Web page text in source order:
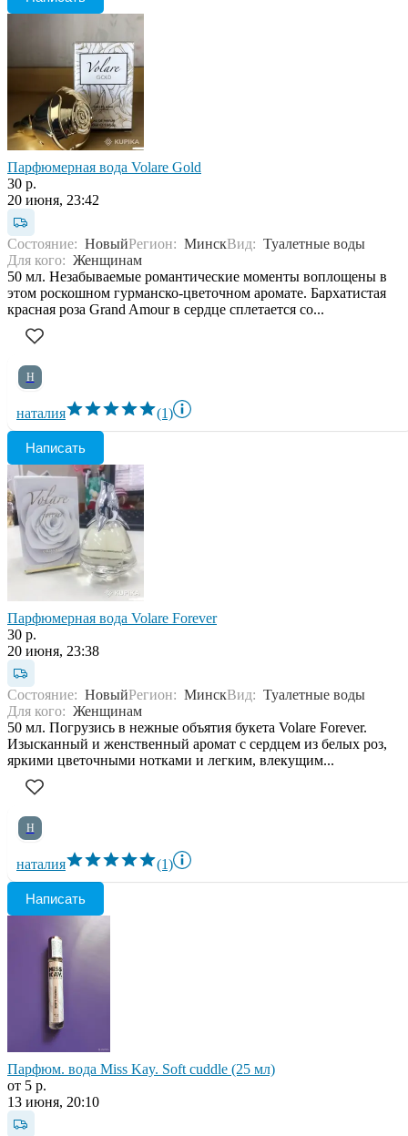
Парфюмерная вода Volare Gold
30 р.
20 июня, 23:42
Состояние: НовыйРегион: МинскВид: Туалетные воды
Для кого: Женщинам
50 мл. Незабываемые романтические моменты воплощены в
этом роскошном гурманско-цветочном аромате. Бархатистая
красная роза Grand Amour в сердце сплетается со...
Н
наталия (1)
Написать
Парфюмерная вода Volare Forever
30 р.
20 июня, 23:38
Состояние: НовыйРегион: МинскВид: Туалетные воды
Для кого: Женщинам
50 мл. Погрузись в нежные объятия букета Volare Forever.
Изысканный и женственный аромат с сердцем из белых роз,
яркими цветочными нотками и легким, влекущим...
Н
наталия (1)
Написать
Парфюм. вода Miss Kay. Soft cuddle (25 мл)
от 5 р.
13 июня, 20:10